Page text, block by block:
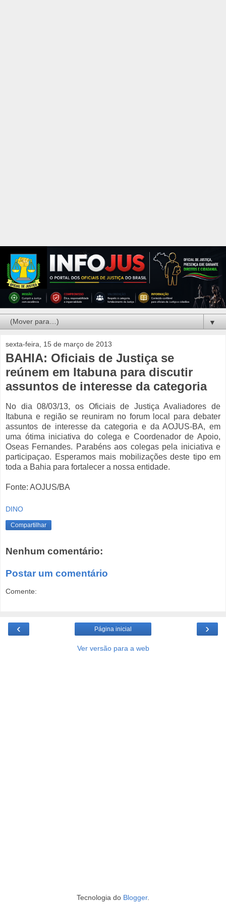
▼
sexta-feira, 15 de março de 2013
BAHIA: Oficiais de Justiça se
reúnem em Itabuna para discutir
assuntos de interesse da categoria
No dia 08/03/13, os Oficiais de Justiça Avaliadores de
Itabuna e região se reuniram no forum local para debater
assuntos de interesse da categoria e da AOJUS-BA, em
uma ótima iniciativa do colega e Coordenador de Apoio,
Oseas Fernandes. Parabéns aos colegas pela iniciativa e
participaçao. Esperamos mais mobilizações deste tipo em
toda a Bahia para fortalecer a nossa entidade.
Fonte: AOJUS/BA
DINO
Compartilhar
Nenhum comentário:
Postar um comentário
Comente:
‹ ›
Página inicial
Ver versão para a web
Tecnologia do Blogger.